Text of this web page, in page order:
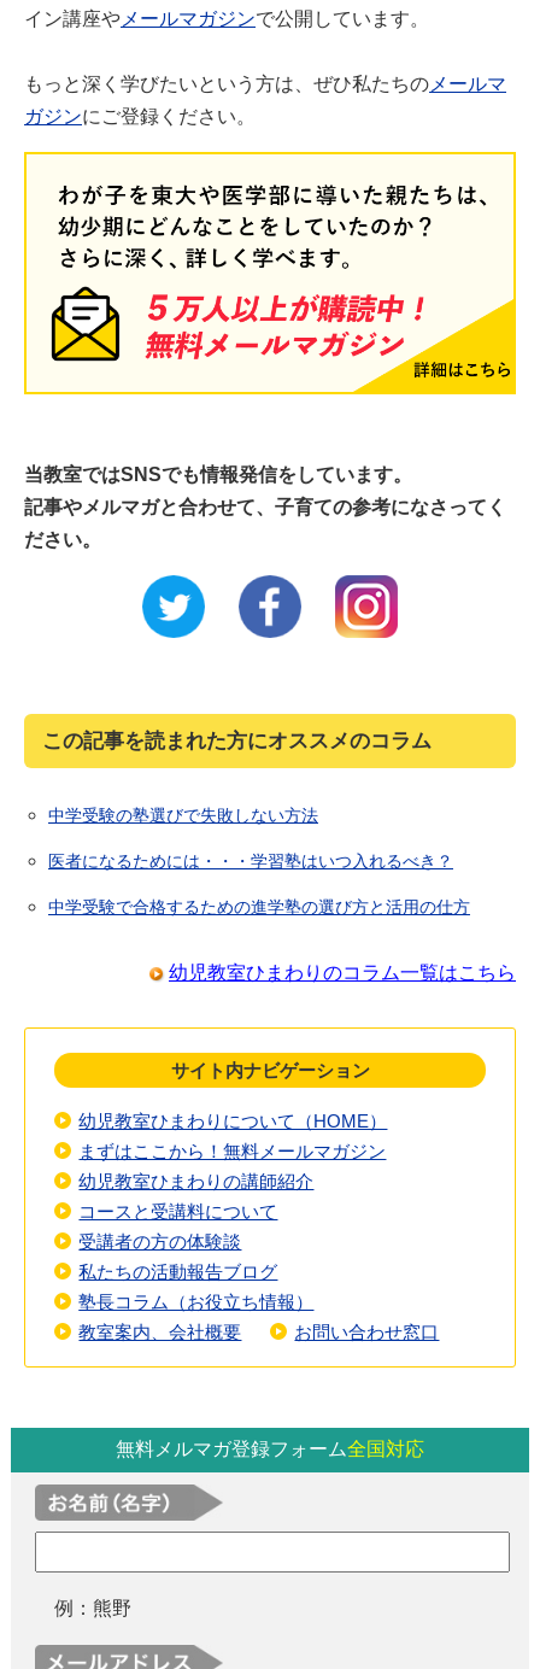
イン講座や メールマガジンで公開しています。
もっと深く学びたいという方は、ぜひ私たちの メールマ
ガジンにご登録ください。
当教室ではSNSでも情報発信をしています。
記事やメルマガと合わせて、子育ての参考になさってく
ださい。
この記事を読まれた方にオススメのコラム
中学受験の塾選びで失敗しない方法
医者になるためには・・・学習塾はいつ入れるべき？
中学受験で合格するための進学塾の選び方と活用の仕方
幼児教室ひまわりのコラム一覧はこちら
サイト内ナビゲーション
幼児教室ひまわりについて（HOME）
まずはここから！無料メールマガジン
幼児教室ひまわりの講師紹介
コースと受講料について
受講者の方の体験談
私たちの活動報告ブログ
塾長コラム（お役立ち情報）
教室案内、会社概要
お問い合わせ窓口
無料メルマガ登録フォーム全国対応
例：熊野